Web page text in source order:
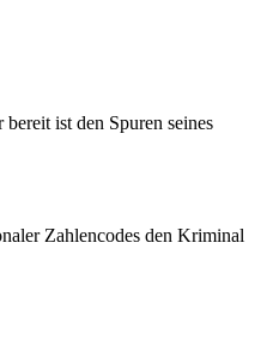
ist den Spuren seines
Zahlencodes den Kriminal
nicht, verbringt er den
Amtes für öffentliche